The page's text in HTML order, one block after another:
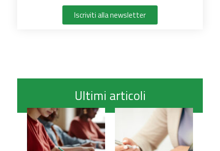
Iscriviti alla newsletter
Ultimi articoli